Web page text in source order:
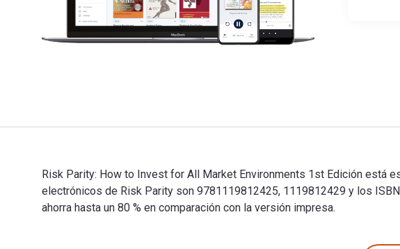
Risk Parity: How to Invest for All Market Environments 1st Edición está
electrónicos de Risk Parity son 9781119812425, 1119812429 y los
ahorra hasta un 80 % en comparación con la versión impresa.